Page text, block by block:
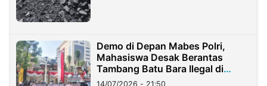
Demo di Depan Mabes Polri,
Mahasiswa Desak Berantas
Tambang Batu Bara Ilegal di
Lampung
14/07/2026 - 21:50